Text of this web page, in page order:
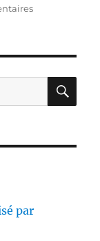
sur
La
Traque,
réalisé
par